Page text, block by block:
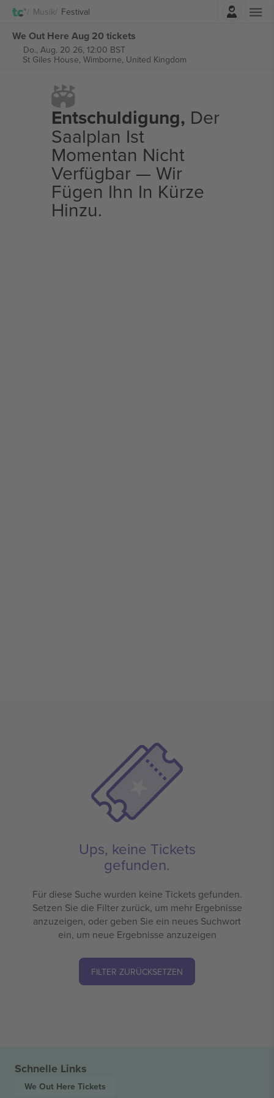
Musik Festival
We Out Here Aug 20 tickets
Do., Aug. 20 26, 12:00 BST
St Giles House, Wimborne, United Kingdom
Entschuldigung, Der
Saalplan Ist
Momentan Nicht
Verfügbar — Wir
Fügen Ihn In Kürze
Hinzu.
Ups, keine Tickets
gefunden.
Für diese Suche wurden keine Tickets gefunden.
Setzen Sie die Filter zurück, um mehr Ergebnisse
anzuzeigen, oder geben Sie ein neues Suchwort
ein, um neue Ergebnisse anzuzeigen
FILTER ZURÜCKSETZEN
Schnelle Links
We Out Here Tickets